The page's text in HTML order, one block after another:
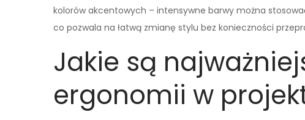
kolorów akcentowych – intensywne barwy można
co pozwala na łatwą zmianę stylu bez konieczności
Jakie są
ergonomii w